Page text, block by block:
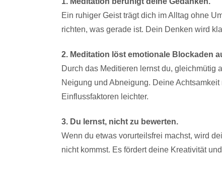
Ein ruhiger Geist trägt dich im Alltag ohne
richten, was gerade ist. Dein Denken wird
2. Meditation löst emotionale Blockaden
Durch das Meditieren lernst du, gleichmütig
Neigung und Abneigung. Deine
Einflussfaktoren leichter.
3. Du lernst, nicht zu bewerten.
Wenn du etwas vorurteilsfrei machst, wird
nicht kommst. Es fördert deine Kreativität